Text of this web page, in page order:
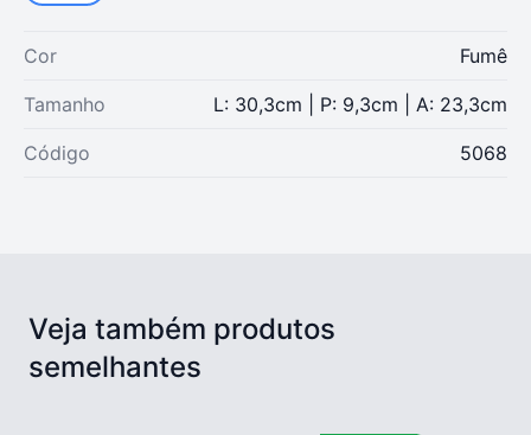
Cor Fumê
Tamanho L: 30,3cm | P: 9,3cm | A: 23,3cm
Código 5068
Veja também produtos
semelhantes